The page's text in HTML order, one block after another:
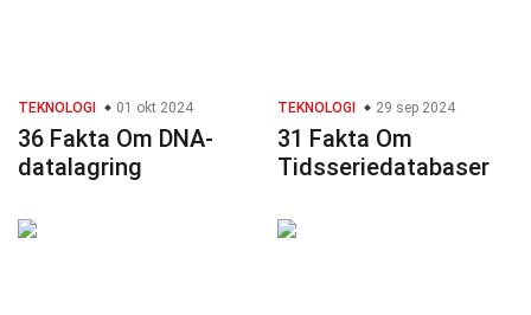
TEKNOLOGI 01 okt 2024
36 Fakta Om DNA-
datalagring
TEKNOLOGI 29 sep 2024
31 Fakta Om
Tidsseriedatabaser